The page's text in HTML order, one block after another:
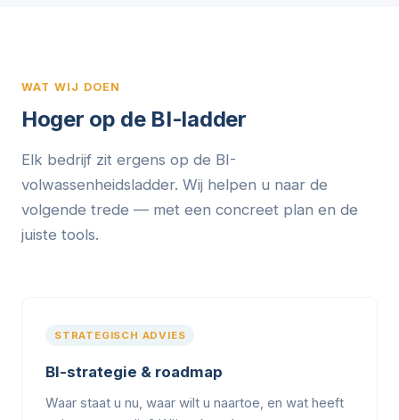
WAT WIJ DOEN
Hoger op de BI-ladder
Elk bedrijf zit ergens op de BI-
volwassenheidsladder. Wij helpen u naar de
volgende trede — met een concreet plan en de
juiste tools.
STRATEGISCH ADVIES
BI-strategie & roadmap
Waar staat u nu, waar wilt u naartoe, en wat heeft